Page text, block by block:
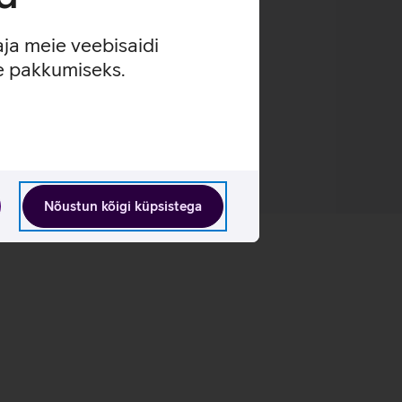
meie veebisaidi
pakkumiseks.
Nõustun kõigi küpsistega